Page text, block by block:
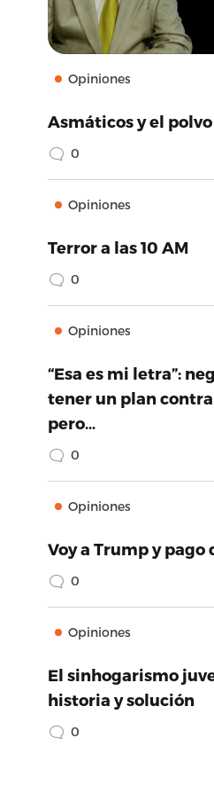
Opiniones
Asmáticos y el
0
Opiniones
Terror a las 10 AM
0
Opiniones
“Esa es mi letra”:
tener un plan contra
pero…
0
Opiniones
Voy a Trump y pago
0
Opiniones
El sinhogarismo
historia y solución
0